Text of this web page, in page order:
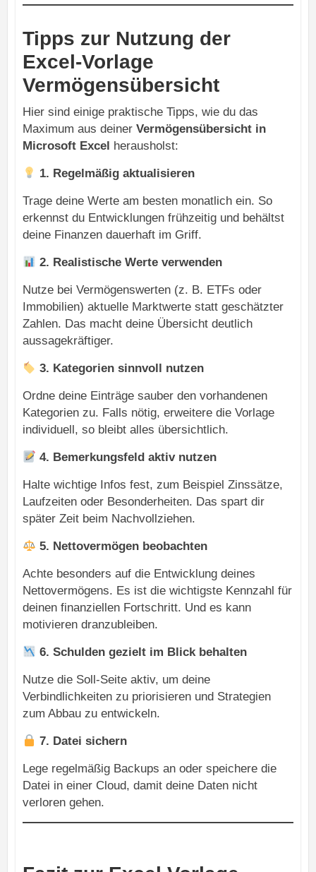
Tipps zur Nutzung der
Excel-Vorlage
Vermögensübersicht
Hier sind einige praktische Tipps, wie du das
Maximum aus deiner Vermögensübersicht in
Microsoft Excel herausholst:
1. Regelmäßig aktualisieren
Trage deine Werte am besten monatlich ein. So
erkennst du Entwicklungen frühzeitig und behältst
deine Finanzen dauerhaft im Griff.
2. Realistische Werte verwenden
Nutze bei Vermögenswerten (z. B. ETFs oder
Immobilien) aktuelle Marktwerte statt geschätzter
Zahlen. Das macht deine Übersicht deutlich
aussagekräftiger.
3. Kategorien sinnvoll nutzen
Ordne deine Einträge sauber den vorhandenen
Kategorien zu. Falls nötig, erweitere die Vorlage
individuell, so bleibt alles übersichtlich.
4. Bemerkungsfeld aktiv nutzen
Halte wichtige Infos fest, zum Beispiel Zinssätze,
Laufzeiten oder Besonderheiten. Das spart dir
später Zeit beim Nachvollziehen.
5. Nettovermögen beobachten
Achte besonders auf die Entwicklung deines
Nettovermögens. Es ist die wichtigste Kennzahl für
deinen finanziellen Fortschritt. Und es kann
motivieren dranzubleiben.
6. Schulden gezielt im Blick behalten
Nutze die Soll-Seite aktiv, um deine
Verbindlichkeiten zu priorisieren und Strategien
zum Abbau zu entwickeln.
7. Datei sichern
Lege regelmäßig Backups an oder speichere die
Datei in einer Cloud, damit deine Daten nicht
verloren gehen.